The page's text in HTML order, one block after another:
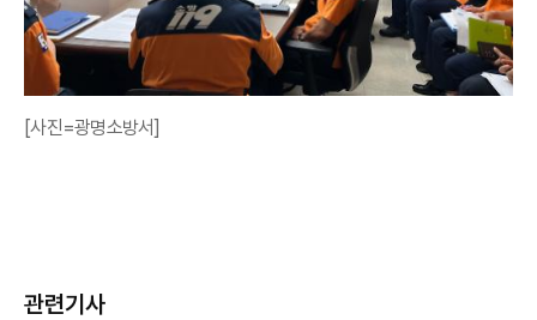
[사진=광명소방서]
관련기사